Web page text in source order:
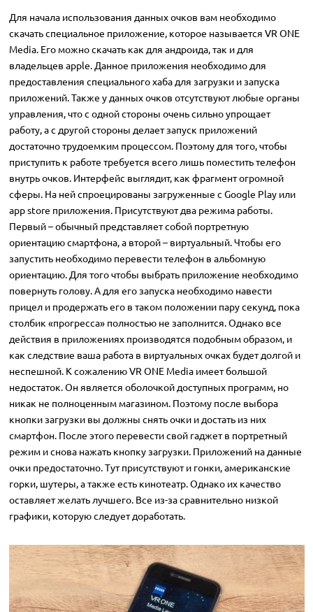
Для начала использования данных очков вам необходимо
скачать специальное приложение, которое называется VR ONE
Media. Его можно скачать как для андроида, так и для
владельцев apple. Данное приложения необходимо для
предоставления специального хаба для загрузки и запуска
приложений. Также у данных очков отсутствуют любые органы
управления, что с одной стороны очень сильно упрощает
работу, а с другой стороны делает запуск приложений
достаточно трудоемким процессом. Поэтому для того, чтобы
приступить к работе требуется всего лишь поместить телефон
внутрь очков. Интерфейс выглядит, как фрагмент огромной
сферы. На ней спроецированы загруженные с Google Play или
app store приложения. Присутствуют два режима работы.
Первый – обычный представляет собой портретную
ориентацию смартфона, а второй – виртуальный. Чтобы его
запустить необходимо перевести телефон в альбомную
ориентацию. Для того чтобы выбрать приложение необходимо
повернуть голову. А для его запуска необходимо навести
прицел и продержать его в таком положении пару секунд, пока
столбик «прогресса» полностью не заполнится. Однако все
действия в приложениях производятся подобным образом, и
как следствие ваша работа в виртуальных очках будет долгой и
неспешной. К сожалению VR ONE Media имеет большой
недостаток. Он является оболочкой доступных программ, но
никак не полноценным магазином. Поэтому после выбора
кнопки загрузки вы должны снять очки и достать из них
смартфон. После этого перевести свой гаджет в портретный
режим и снова нажать кнопку загрузки. Приложений на данные
очки предостаточно. Тут присутствуют и гонки, американские
горки, шутеры, а также есть кинотеатр. Однако их качество
оставляет желать лучшего. Все из-за сравнительно низкой
графики, которую следует доработать.